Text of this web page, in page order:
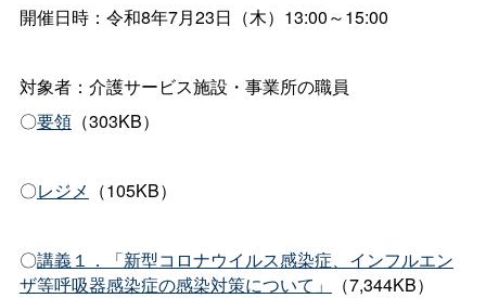
開催日時：令和8年7月23日（木）13:00～15:00
対象者：介護サービス施設・事業所の職員
〇要領（303KB）
〇レジメ （105KB）
〇講義１．「新型コロナウイルス感染症、インフルエン
ザ等呼吸器感染症の感染対策について 」
（7,344KB）